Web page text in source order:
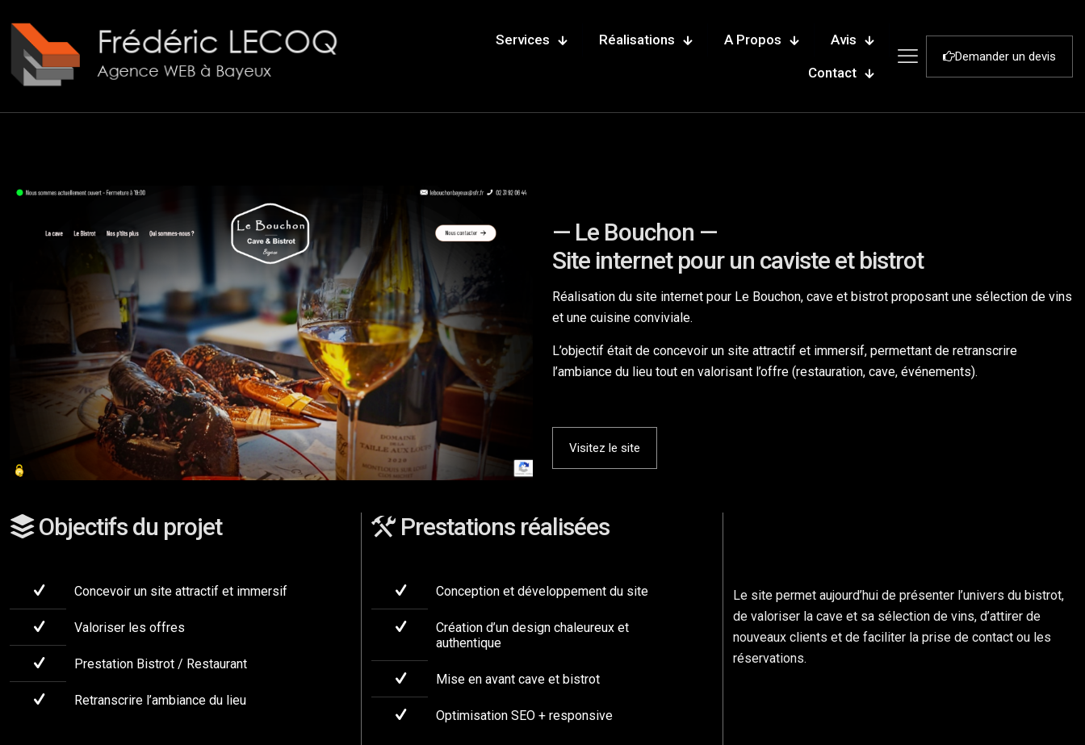
Services Réalisations A Propos Avis
Contact
Demander un devis
— Le Bouchon —
Site internet pour un caviste et bistrot
Réalisation du site internet pour Le Bouchon, cave et bistrot proposant une sélection de vins
et une cuisine conviviale.
L’objectif était de concevoir un site attractif et immersif, permettant de retranscrire
l’ambiance du lieu tout en valorisant l’offre (restauration, cave, événements).
Visitez le site
Objectifs du projet
Concevoir un site attractif et immersif
Valoriser les offres
Prestation Bistrot / Restaurant
Retranscrire l’ambiance du lieu
Prestations réalisées
Conception et développement du site
Création d’un design chaleureux et
authentique
Mise en avant cave et bistrot
Optimisation SEO + responsive
Le site permet aujourd’hui de présenter l’univers du bistrot,
de valoriser la cave et sa sélection de vins, d’attirer de
nouveaux clients et de faciliter la prise de contact ou les
réservations.